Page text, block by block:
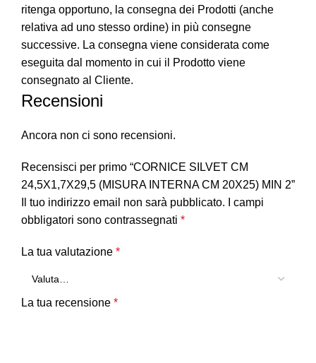
ritenga opportuno, la consegna dei Prodotti (anche
relativa ad uno stesso ordine) in più consegne
successive. La consegna viene considerata come
eseguita dal momento in cui il Prodotto viene
consegnato al Cliente.
Recensioni
Ancora non ci sono recensioni.
Recensisci per primo “CORNICE SILVET CM
24,5X1,7X29,5 (MISURA INTERNA CM 20X25) MIN 2”
Il tuo indirizzo email non sarà pubblicato.
I campi
obbligatori sono contrassegnati *
La tua valutazione *
La tua recensione *